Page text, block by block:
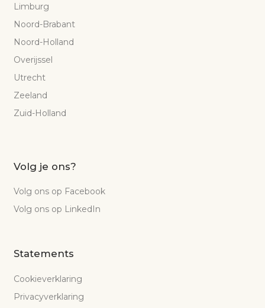
Limburg
Noord-Brabant
Noord-Holland
Overijssel
Utrecht
Zeeland
Zuid-Holland
Volg je ons?
Volg ons op Facebook
Volg ons op LinkedIn
Statements
Cookieverklaring
Privacyverklaring